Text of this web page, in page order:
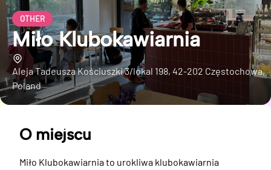
OTHER
Miło Klubokawiarnia
Aleja Tadeusza Kościuszki 3/lokal 198, 42-202 Częstochowa,
Poland
O miejscu
Miło Klubokawiarnia to urokliwa klubokawiarnia